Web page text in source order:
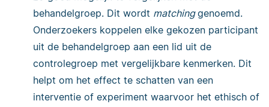
behandelgroep. Dit wordt matchinggenoemd.
Onderzoekers koppelen elke gekozen participant
uit de behandelgroep aan een lid uit de
controlegroep met vergelijkbare kenmerken. Dit
helpt om het effect te schatten van een
interventie of experiment waarvoor het ethisch of